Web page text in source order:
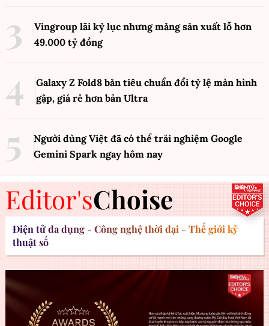
Vingroup lãi kỷ lục nhưng mảng sản xuất lỗ hơn
49.000 tỷ đồng
Galaxy Z Fold8 bản tiêu chuẩn đổi tỷ lệ màn hình
gập, giá rẻ hơn bản Ultra
Người dùng Việt đã có thể trải nghiệm Google
Gemini Spark ngay hôm nay
Editor'sChoise
Điện tử đa dụng - Công nghệ thời đại - Thế giới kỹ
thuật số